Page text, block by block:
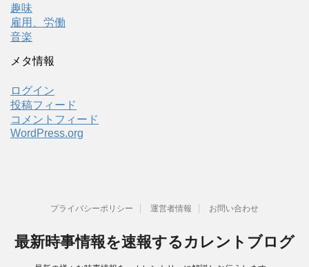
趣味
雇用、労働
音楽
メタ情報
ログイン
投稿フィード
コメントフィード
WordPress.org
プライバシーポリシー 運営者情報 お問い合わせ
最新時事情報を速報するカレントブログ